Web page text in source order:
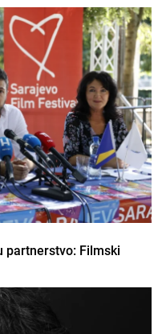
partnerstvo: Filmski